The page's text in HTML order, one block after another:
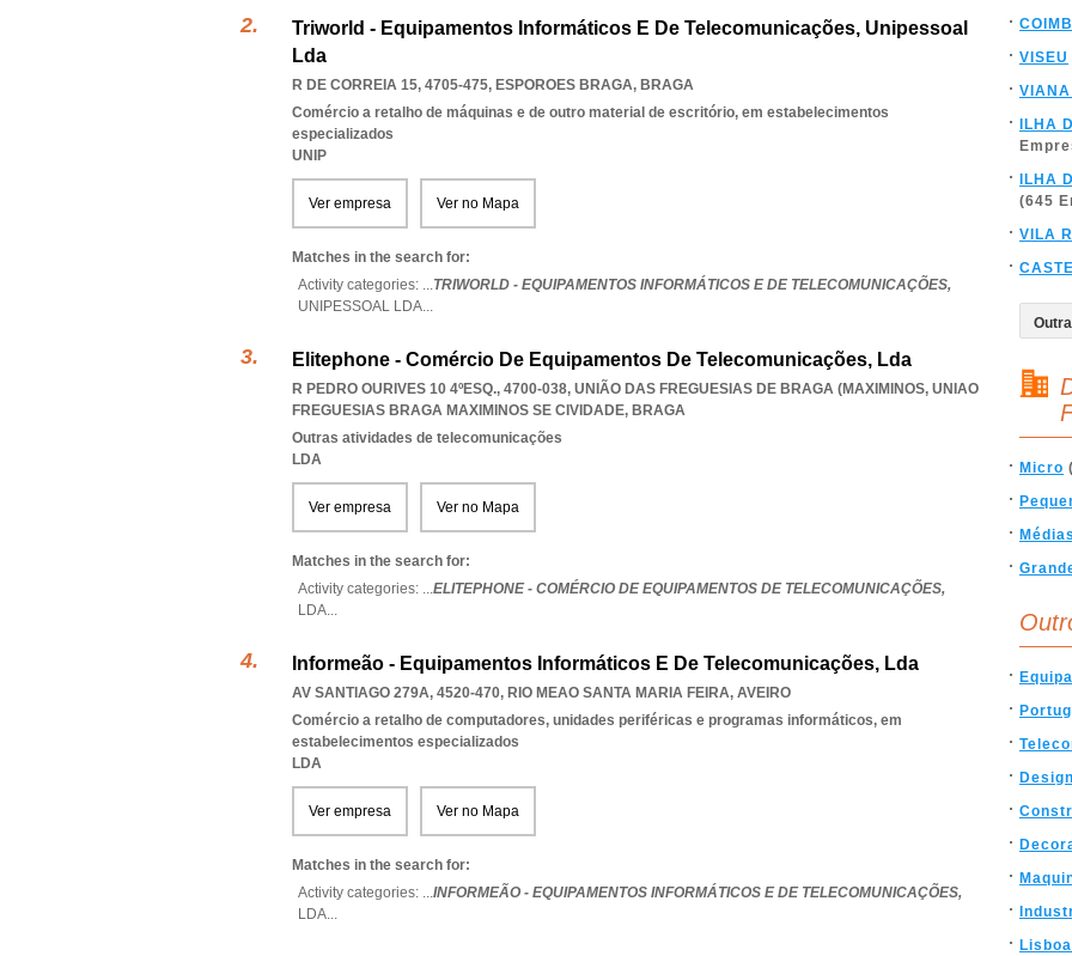
Triworld - Equipamentos Informáticos E De Telecomunicações, Unipessoal
Lda
R DE CORREIA 15, 4705-475, ESPOROES BRAGA, BRAGA
Comércio a retalho de máquinas e de outro material de escritório, em estabelecimentos
especializados
UNIP
Ver empresa Ver no Mapa
Matches in the search for:
Activity categories: ...TRIWORLD - EQUIPAMENTOS INFORMÁTICOS E DE TELECOMUNICAÇÕES,
UNIPESSOAL LDA...
Elitephone - Comércio De Equipamentos De Telecomunicações, Lda
R PEDRO OURIVES 10 4ºESQ., 4700-038, UNIÃO DAS FREGUESIAS DE BRAGA (MAXIMINOS, UNIAO
FREGUESIAS BRAGA MAXIMINOS SE CIVIDADE, BRAGA
Outras atividades de telecomunicações
LDA
Ver empresa Ver no Mapa
Matches in the search for:
Activity categories: ...ELITEPHONE - COMÉRCIO DE EQUIPAMENTOS DE TELECOMUNICAÇÕES,
LDA...
Informeão - Equipamentos Informáticos E De Telecomunicações, Lda
AV SANTIAGO 279A, 4520-470, RIO MEAO SANTA MARIA FEIRA, AVEIRO
Comércio a retalho de computadores, unidades periféricas e programas informáticos, em
estabelecimentos especializados
LDA
Ver empresa Ver no Mapa
Matches in the search for:
Activity categories: ...INFORMEÃO - EQUIPAMENTOS INFORMÁTICOS E DE TELECOMUNICAÇÕES,
LDA...
VISEU
ILHA
ILHA
(645
VILA
Micro
Médias
Design
Lisboa